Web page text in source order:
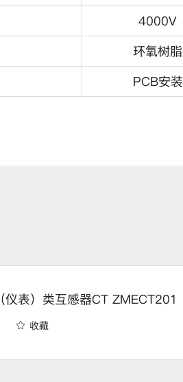
4000V
环氧树脂
PCB安装
仪表）类互感器CT ZMECT201
收藏